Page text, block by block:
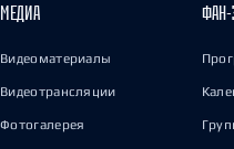
МЕДИА
Видеоматериалы
Видеотрансляции
Фотогалерея
ФАН-